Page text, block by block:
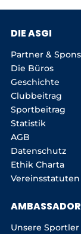
DIE ASGI
Partner &
Die Büros
Geschichte
Clubbeitrag
Sportbeitrag
Statistik
AGB
Datenschutz
Ethik Charta
Vereinsstatuten
Unsere Sportler